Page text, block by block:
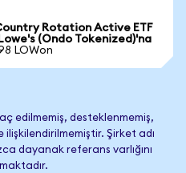
Rotation Active ETF
(Ondo Tokenized)'na
LOWon
edilmemiş, desteklenmemiş,
ilişkilendirilmemiştir. Şirket adı
dayanak referans varlığını